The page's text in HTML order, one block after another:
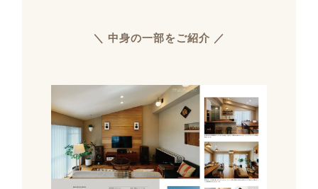
＼ 中身の一部をご紹介 ／